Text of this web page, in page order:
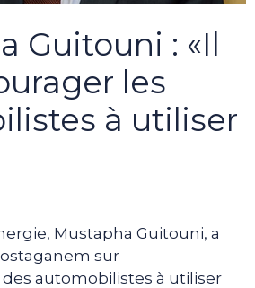
Guitouni : «Il
les
à utiliser
Mustapha Guitouni, a
sur
automobilistes à utiliser